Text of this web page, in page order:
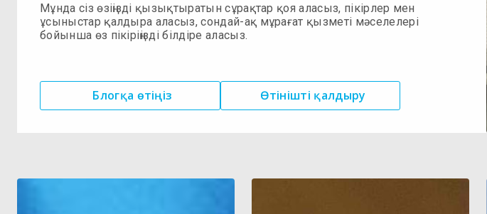
Мұнда сіз өзіңізді қызықтыратын сұрақтар қоя аласыз, пікірлер мен
ұсыныстар қалдыра аласыз, сондай-ақ мұрағат қызметі мәселелері
бойынша өз пікіріңізді білдіре аласыз.
Блогқа өтіңіз Өтінішті қалдыру